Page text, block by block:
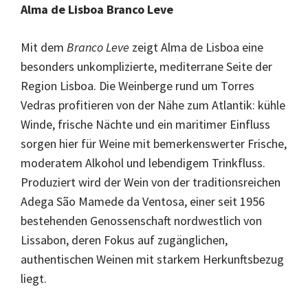
Alma de Lisboa Branco Leve
Mit dem Branco Leve zeigt Alma de Lisboa eine
besonders unkomplizierte, mediterrane Seite der
Region Lisboa. Die Weinberge rund um Torres
Vedras profitieren von der Nähe zum Atlantik: kühle
Winde, frische Nächte und ein maritimer Einfluss
sorgen hier für Weine mit bemerkenswerter Frische,
moderatem Alkohol und lebendigem Trinkfluss.
Produziert wird der Wein von der traditionsreichen
Adega São Mamede da Ventosa, einer seit 1956
bestehenden Genossenschaft nordwestlich von
Lissabon, deren Fokus auf zugänglichen,
authentischen Weinen mit starkem Herkunftsbezug
liegt.